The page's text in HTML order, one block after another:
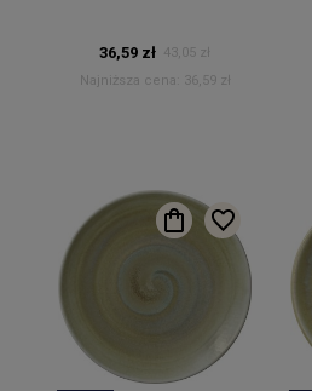
36,59 zł
43,05 zł
Najniższa cena:
36,59 zł